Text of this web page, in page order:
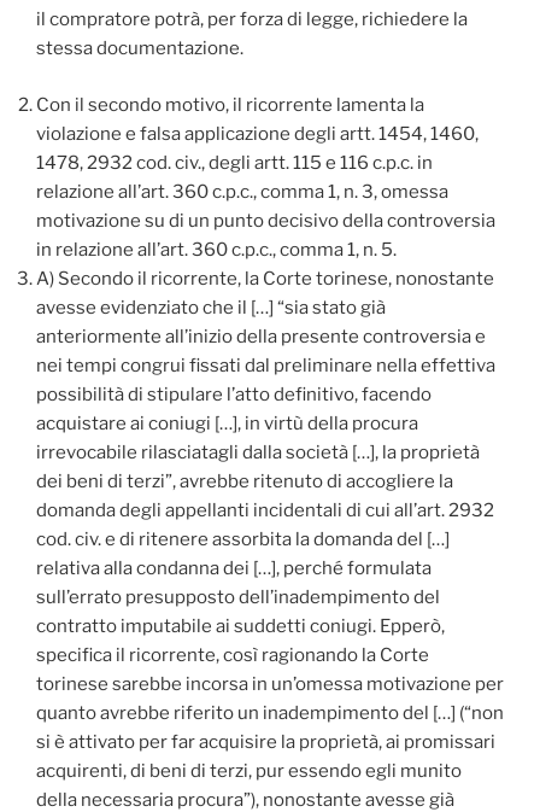
il compratore potrà, per forza di legge, richiedere la
stessa documentazione.
Con il secondo motivo, il ricorrente lamenta la
violazione e falsa applicazione degli artt. 1454, 1460,
1478, 2932 cod. civ., degli artt. 115 e 116 c.p.c. in
relazione all’art. 360 c.p.c., comma 1, n. 3, omessa
motivazione su di un punto decisivo della controversia
in relazione all’art. 360 c.p.c., comma 1, n. 5.
A) Secondo il ricorrente, la Corte torinese, nonostante
avesse evidenziato che il […] “sia stato già
anteriormente all’inizio della presente controversia e
nei tempi congrui fissati dal preliminare nella effettiva
possibilità di stipulare l’atto definitivo, facendo
acquistare ai coniugi […], in virtù della procura
irrevocabile rilasciatagli dalla società […], la proprietà
dei beni di terzi”, avrebbe ritenuto di accogliere la
domanda degli appellanti incidentali di cui all’art. 2932
cod. civ. e di ritenere assorbita la domanda del […]
relativa alla condanna dei […], perché formulata
sull’errato presupposto dell’inadempimento del
contratto imputabile ai suddetti coniugi. Epperò,
specifica il ricorrente, così ragionando la Corte
torinese sarebbe incorsa in un’omessa motivazione per
quanto avrebbe riferito un inadempimento del […] (“non
si è attivato per far acquisire la proprietà, ai promissari
acquirenti, di beni di terzi, pur essendo egli munito
della necessaria procura”), nonostante avesse già